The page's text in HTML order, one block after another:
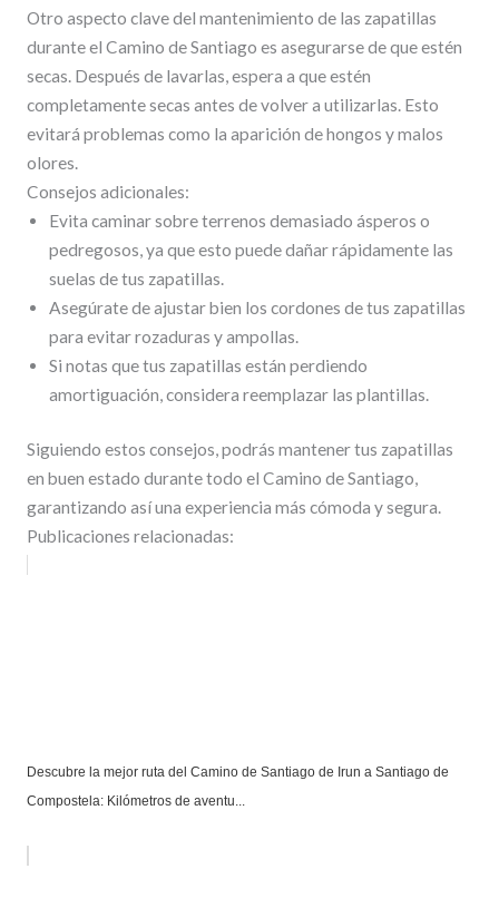
Otro aspecto clave del mantenimiento de las zapatillas
durante el Camino de Santiago es asegurarse de que estén
secas. Después de lavarlas, espera a que estén
completamente secas antes de volver a utilizarlas. Esto
evitará problemas como la aparición de hongos y malos
olores.
Consejos adicionales:
Evita caminar sobre terrenos demasiado ásperos o
pedregosos, ya que esto puede dañar rápidamente las
suelas de tus zapatillas.
Asegúrate de ajustar bien los cordones de tus zapatillas
para evitar rozaduras y ampollas.
Si notas que tus zapatillas están perdiendo
amortiguación, considera reemplazar las plantillas.
Siguiendo estos consejos, podrás mantener tus zapatillas
en buen estado durante todo el Camino de Santiago,
garantizando así una experiencia más cómoda y segura.
Publicaciones relacionadas:
Descubre la mejor ruta del Camino de Santiago de Irun a Santiago de
Compostela: Kilómetros de aventu...